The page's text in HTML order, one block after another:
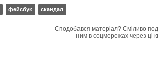
фейсбук скандал
Сподобався матеріал? Сміливо
ним в соцмережах через ці